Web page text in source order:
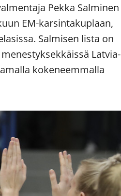
Pekka Salminen
EM-karsintakuplaan,
Salmisen lista on
Latvia-
kokeneemmalla